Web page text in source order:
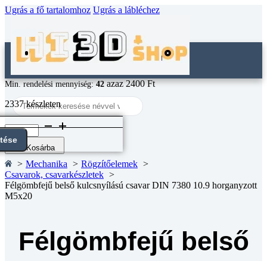
Ugrás a fő tartalomhoz Ugrás a lábléchez
Search
...
Min. rendelési mennyiség:42azaz 2400 Ft
2337 készleten
Félgömbfejű
belső
kulcsnyílású
csavar
DIN
7380
10.9
horganyzott
Kosárba
Mechanika
Rögzítőelemek
Csavarok, csavarkészletek
Félgömbfejű belső kulcsnyílású csavar DIN 7380 10.9 horganyzott
M5x20
Félgömbfejű belső